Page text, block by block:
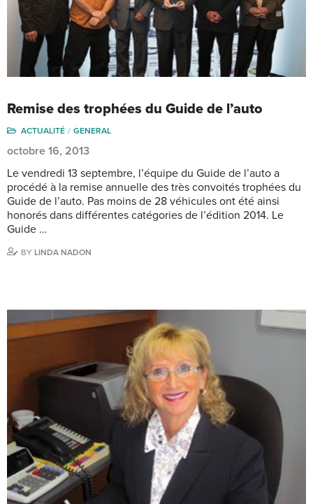
Remise des trophées du Guide de l’auto
ACTUALITÉ GENERAL
octobre 16, 2013
Le vendredi 13 septembre, l’équipe du Guide de l’auto a
procédé à la remise annuelle des très convoités trophées du
Guide de l’auto. Pas moins de 28 véhicules ont été ainsi
honorés dans différentes catégories de l’édition 2014. Le
Guide …
BY LINDA NADON